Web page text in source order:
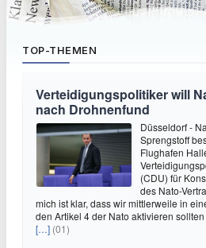
TOP-THEMEN
Verteidigungspolitiker will
nach Drohnenfund
Düsseldorf -
Sprengstoff
Flughafen
(CDU) für
des Nato-
mich ist klar, dass wir mittlerweile in
den Artikel 4 der Nato aktivieren
[…] (01)